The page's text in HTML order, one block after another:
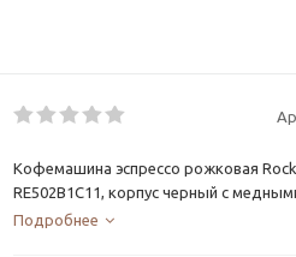
Кофемашина эспрессо рожковая
RE502B1C11, корпус черный с
Подробнее